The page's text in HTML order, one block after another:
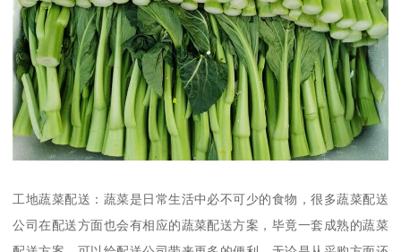
工地蔬菜配送：蔬菜是日常生活中必不可少的食物，很多蔬菜配送
公司在配送方面也会有相应的蔬菜配送方案，毕竟一套成熟的蔬菜